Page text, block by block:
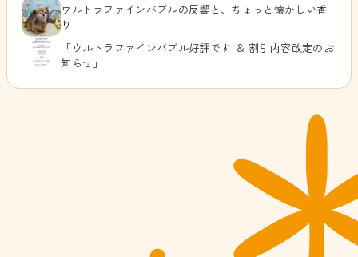
ウルトラファインバブルの反響と、ちょっと懐かしい香
り
「ウルトラファインバブル好評です ＆ 割引内容改定のお
知らせ」